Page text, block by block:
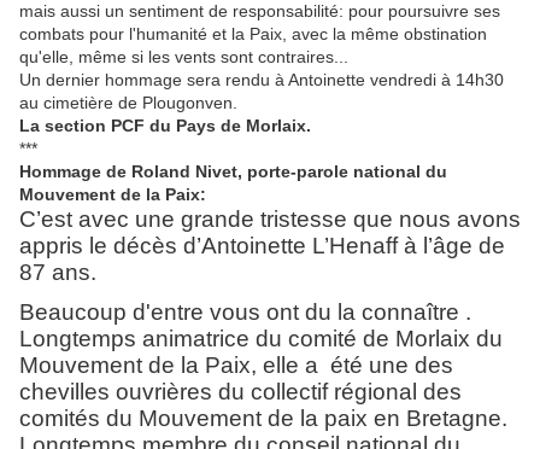
mais aussi un sentiment de responsabilité: pour poursuivre ses
combats pour l'humanité et la Paix, avec la même obstination
qu'elle, même si les vents sont contraires...
Un dernier hommage sera rendu à Antoinette vendredi à 14h30
au cimetière de Plougonven.
La section PCF du Pays de Morlaix.
***
Hommage de Roland Nivet, porte-parole national du
Mouvement de la Paix:
C’est avec une grande tristesse que nous avons
appris le décès d’Antoinette L’Henaff à l’âge de
87 ans.
Beaucoup d'entre vous ont du la connaître .
Longtemps animatrice du comité de Morlaix du
Mouvement de la Paix, elle a été une des
chevilles ouvrières du collectif régional des
comités du Mouvement de la paix en Bretagne.